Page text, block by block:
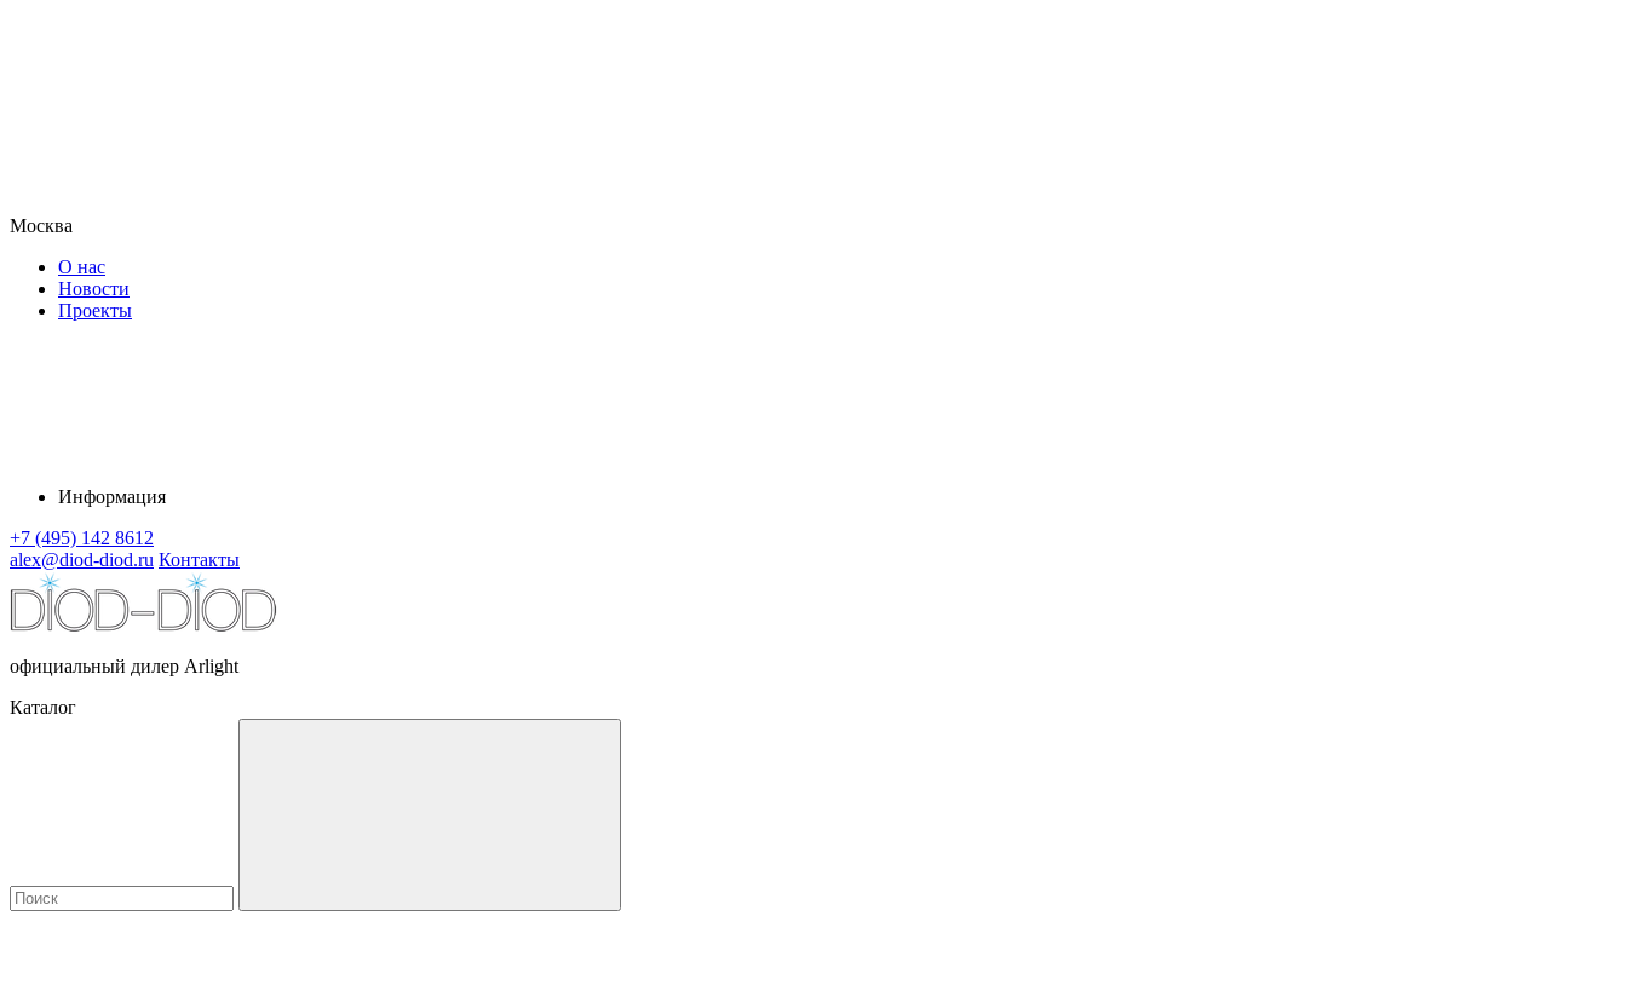
Москва
О нас
Новости
Проекты
Информация
+7 (495) 142 8612
alex@diod-diod.ru Контакты
официальный дилер Arlight
Каталог